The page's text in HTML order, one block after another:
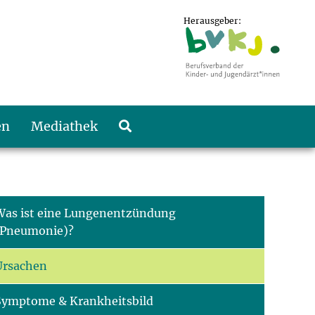
Herausgeber:
Mediathek
ist eine Lungenentzündung
& Krankheitsbild